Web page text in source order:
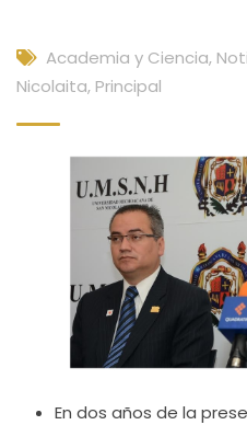
Academia y Ciencia,
Nicolaita, Principal
En dos años de la